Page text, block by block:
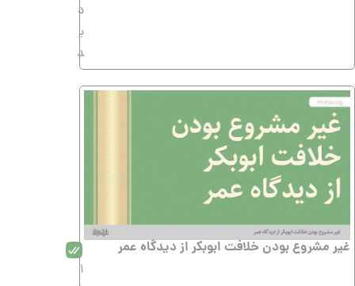
د
ی
د
غیر مشروع بودن خلافت ابوبکر از دیدگاه عمر
1